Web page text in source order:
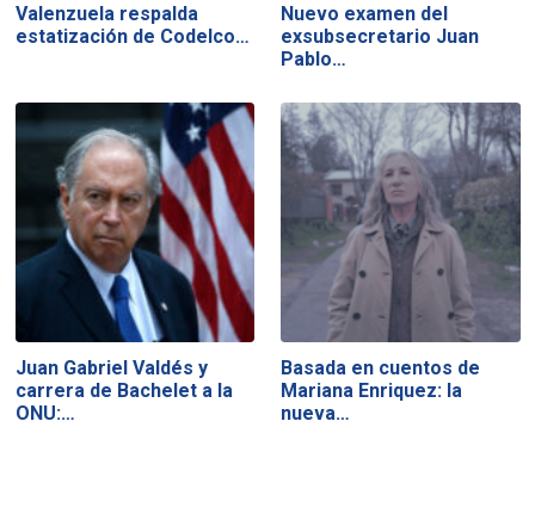
Valenzuela respalda
estatización de Codelco…
Nuevo examen del
exsubsecretario Juan
Pablo…
Juan Gabriel Valdés y
carrera de Bachelet a la
ONU:…
Basada en cuentos de
Mariana Enriquez: la
nueva…